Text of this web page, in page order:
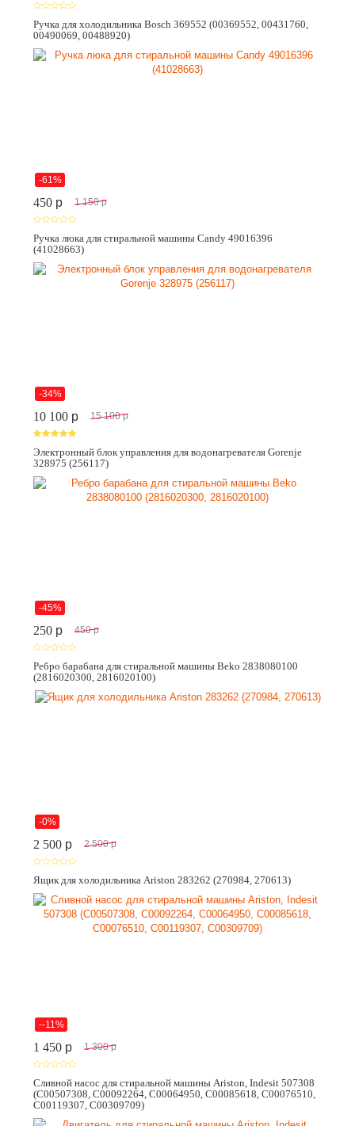
Ручка для холодильника Bosch 369552 (00369552, 00431760,
00490069, 00488920)
-61%
450 p 1 150 p
Ручка люка для стиральной машины Candy 49016396
(41028663)
-34%
10 100 p 15 100 p
Электронный блок управления для водонагревателя Gorenje
328975 (256117)
-45%
250 p 450 p
Ребро барабана для стиральной машины Beko 2838080100
(2816020300, 2816020100)
-0%
2 500 p 2 500 p
Ящик для холодильника Ariston 283262 (270984, 270613)
--11%
1 450 p 1 300 p
Сливной насос для стиральной машины Ariston, Indesit 507308
(C00507308, C00092264, C00064950, C00085618, C00076510,
C00119307, C00309709)